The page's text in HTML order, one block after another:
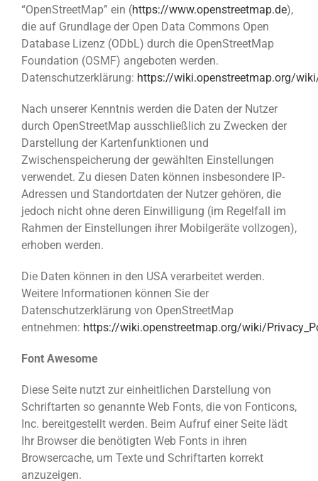
“OpenStreetMap” ein (https://www.openstreetmap.de),
die auf Grundlage der Open Data Commons Open
Database Lizenz (ODbL) durch die OpenStreetMap
Foundation (OSMF) angeboten werden.
Datenschutzerklärung: https://wiki.openstreetmap.org/
Nach unserer Kenntnis werden die Daten der Nutzer
durch OpenStreetMap ausschließlich zu Zwecken der
Darstellung der Kartenfunktionen und
Zwischenspeicherung der gewählten Einstellungen
verwendet. Zu diesen Daten können insbesondere IP-
Adressen und Standortdaten der Nutzer gehören, die
jedoch nicht ohne deren Einwilligung (im Regelfall im
Rahmen der Einstellungen ihrer Mobilgeräte vollzogen),
erhoben werden.
Die Daten können in den USA verarbeitet werden.
Weitere Informationen können Sie der
Datenschutzerklärung von OpenStreetMap
entnehmen: https://wiki.openstreetmap.org/wiki/
Font Awesome
Diese Seite nutzt zur einheitlichen Darstellung von
Schriftarten so genannte Web Fonts, die von Fonticons,
Inc. bereitgestellt werden. Beim Aufruf einer Seite lädt
Ihr Browser die benötigten Web Fonts in ihren
Browsercache, um Texte und Schriftarten korrekt
anzuzeigen.